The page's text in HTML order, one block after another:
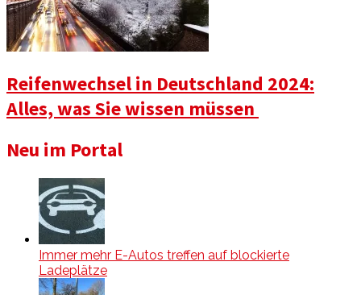
Reifenwechsel in Deutschland 2024:
Alles, was Sie wissen müssen
Neu im Portal
Immer mehr E-Autos treffen auf blockierte
Ladeplätze